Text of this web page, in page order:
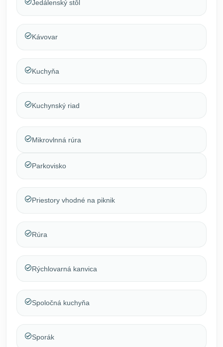
Jedálenský stôl
Kávovar
Kuchyňa
Kuchynský riad
Mikrovlnná rúra
Parkovisko
Priestory vhodné na piknik
Rúra
Rýchlovarná kanvica
Spoločná kuchyňa
Sporák